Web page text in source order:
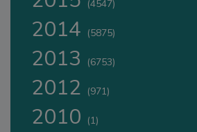
(4547)
2014 (5875)
2013 (6753)
2012 (971)
2010 (1)